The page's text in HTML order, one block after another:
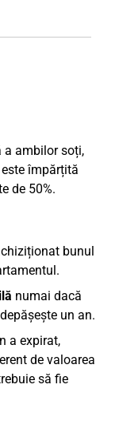
a ambilor soți,
împărțită
de 50%.
bunul
numai dacă
un an.
a expirat,
de valoarea
să fie